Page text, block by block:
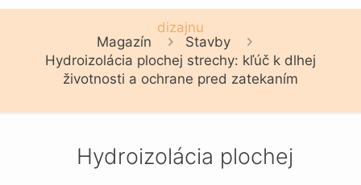
Magazín
Stavby
Hydroizolácia plochej strechy: kľúč k dlhej
životnosti a ochrane pred zatekaním
Hydroizolácia plochej